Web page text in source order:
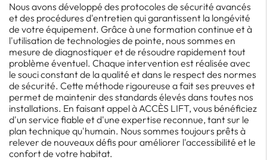
Nous avons développé des protocoles de sécurité avancés
et des procédures d'entretien qui garantissent la longévité
de votre équipement. Grâce à une formation continue et à
l'utilisation de technologies de pointe, nous sommes en
mesure de diagnostiquer et de résoudre rapidement tout
problème éventuel. Chaque intervention est réalisée avec
le souci constant de la qualité et dans le respect des normes
de sécurité. Cette méthode rigoureuse a fait ses preuves et
permet de maintenir des standards élevés dans toutes nos
installations. En faisant appel à ACCÈS LIFT, vous bénéficiez
d'un service fiable et d'une expertise reconnue, tant sur le
plan technique qu'humain. Nous sommes toujours prêts à
relever de nouveaux défis pour améliorer l'accessibilité et le
confort de votre habitat.